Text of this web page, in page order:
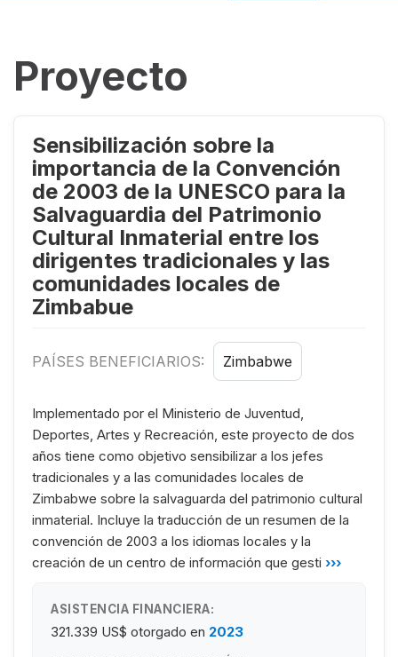
Proyecto
Sensibilización sobre la
importancia de la Convención
de 2003 de la UNESCO para la
Salvaguardia del Patrimonio
Cultural Inmaterial entre los
dirigentes tradicionales y las
comunidades locales de
Zimbabue
PAÍSES BENEFICIARIOS: Zimbabwe
Implementado por el Ministerio de Juventud,
Deportes, Artes y Recreación, este proyecto de dos
años tiene como objetivo sensibilizar a los jefes
tradicionales y a las comunidades locales de
Zimbabwe sobre la salvaguarda del patrimonio cultural
inmaterial. Incluye la traducción de un resumen de la
convención de 2003 a los idiomas locales y la
creación de un centro de información que gesti ›››
ASISTENCIA FINANCIERA:
321.339 US$ otorgado en 2023